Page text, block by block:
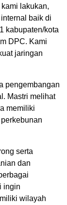
lakukan,
baik di
kabupaten/kota
DPC. Kami
jaringan
pengembangan
Mastri melihat
memiliki
serta
dan
ingin
wilayah